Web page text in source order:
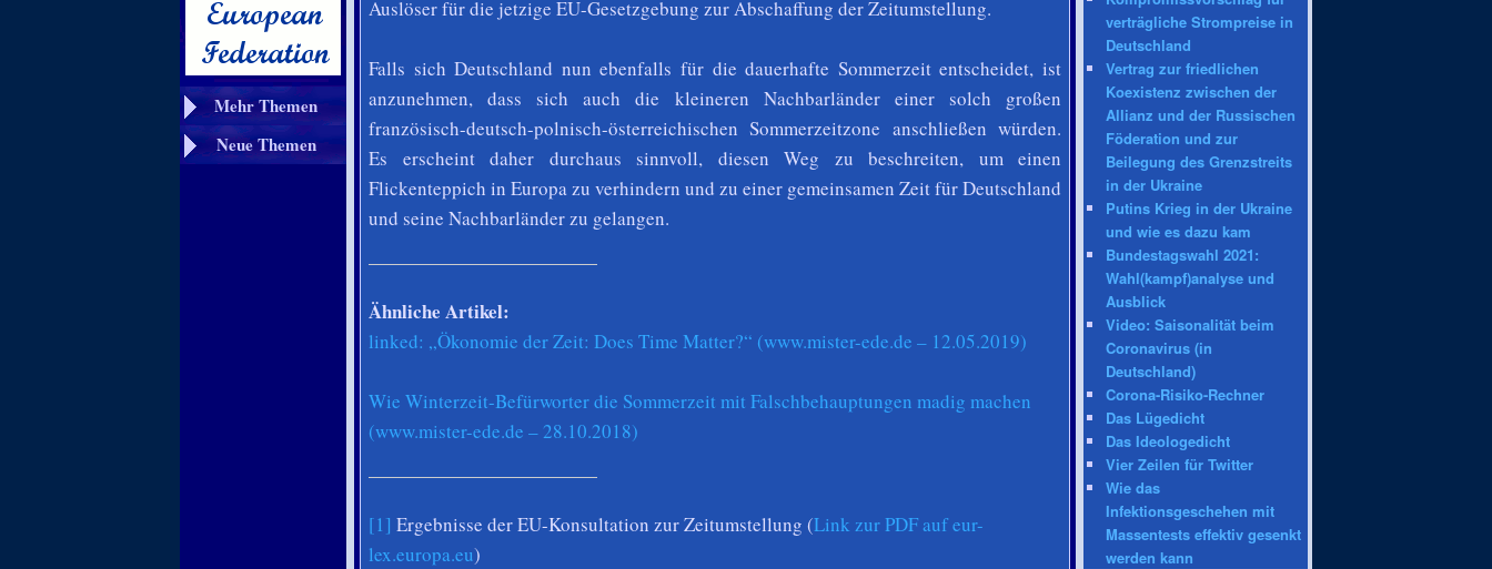
Mehr Themen
Neue Themen
Auslöser für die jetzige EU-Gesetzgebung zur Abschaffung der Zeitumstellung.
Falls sich Deutschland nun ebenfalls für die dauerhafte Sommerzeit entscheidet, ist
anzunehmen, dass sich auch die kleineren Nachbarländer einer solch großen
französisch-deutsch-polnisch-österreichischen Sommerzeitzone anschließen würden.
Es erscheint daher durchaus sinnvoll, diesen Weg zu beschreiten, um einen
Flickenteppich in Europa zu verhindern und zu einer gemeinsamen Zeit für Deutschland
und seine Nachbarländer zu gelangen.
Ähnliche Artikel:
linked: „Ökonomie der Zeit: Does Time Matter?“ (www.mister-ede.de – 12.05.2019)
Wie Winterzeit-Befürworter die Sommerzeit mit Falschbehauptungen madig machen
(www.mister-ede.de – 28.10.2018)
[1] Ergebnisse der EU-Konsultation zur Zeitumstellung (Link zur PDF auf eur-
lex.europa.eu)
verträgliche Strompreise in
Deutschland
Vertrag zur friedlichen
Koexistenz zwischen der
Allianz und der Russischen
Föderation und zur
Beilegung des Grenzstreits
in der Ukraine
Putins Krieg in der Ukraine
und wie es dazu kam
Bundestagswahl 2021:
Wahl(kampf)analyse und
Ausblick
Video: Saisonalität beim
Coronavirus (in
Deutschland)
Corona-Risiko-Rechner
Das Lügedicht
Das Ideologedicht
Vier Zeilen für Twitter
Wie das
Infektionsgeschehen mit
Massentests effektiv gesenkt
werden kann